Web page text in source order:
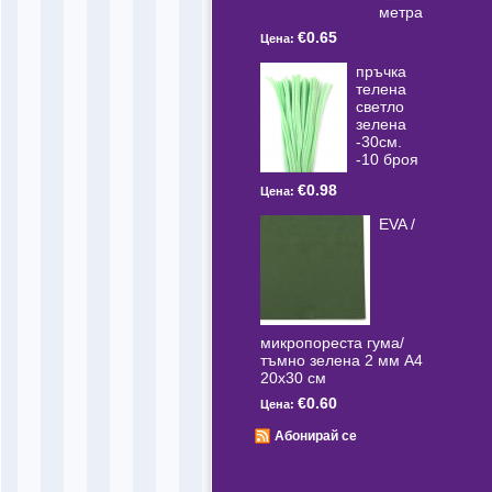
метра
Цена: €0.65
пръчка
телена
светлo
зелена
-30см.
-10 броя
Цена: €0.98
EVA /
микропореста гума/
тъмно зелена 2 мм А4
20x30 см
Цена: €0.60
Абонирай се